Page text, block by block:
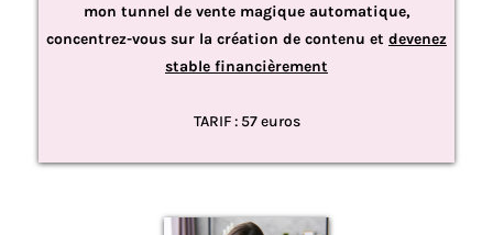
mon tunnel de vente magique automatique,
concentrez-vous sur la création de contenu et devenez
stable financièrement
TARIF : 57 euros